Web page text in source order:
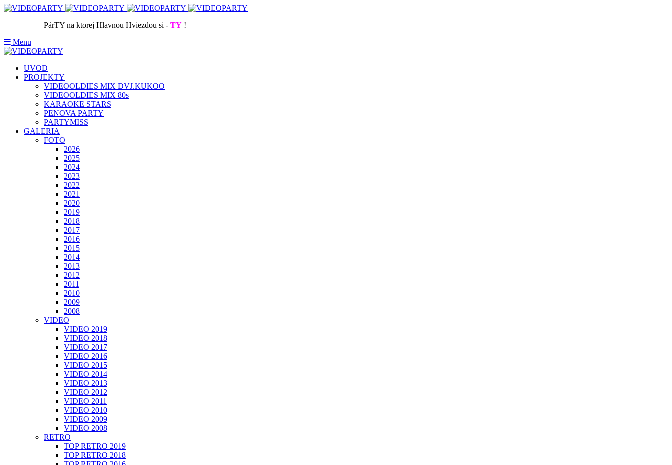
PárTY na ktorej Hlavnou Hviezdou si - TY !
Menu
UVOD
PROJEKTY
VIDEOOLDIES MIX DVJ.KUKOO
VIDEOOLDIES MIX 80s
KARAOKE STARS
PENOVA PARTY
PARTYMISS
GALERIA
FOTO
2026
2025
2024
2023
2022
2021
2020
2019
2018
2017
2016
2015
2014
2013
2012
2011
2010
2009
2008
VIDEO
VIDEO 2019
VIDEO 2018
VIDEO 2017
VIDEO 2016
VIDEO 2015
VIDEO 2014
VIDEO 2013
VIDEO 2012
VIDEO 2011
VIDEO 2010
VIDEO 2009
VIDEO 2008
RETRO
TOP RETRO 2019
TOP RETRO 2018